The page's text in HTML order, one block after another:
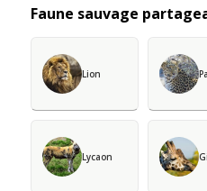
Faune sauvage
Lion
Lycaon